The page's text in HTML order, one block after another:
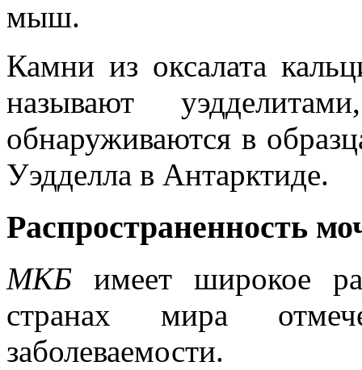
мыш.
Камни из оксалата
называют
обнаруживаются в
Уэдделла в Антарктиде.
Распространенность
МКБ имеет широкое
странах мира
заболеваемости.